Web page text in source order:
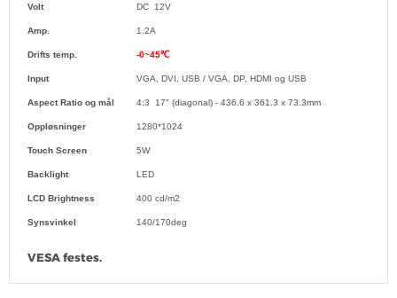
Volt DC 12V
Amp. 1.2A
Drifts temp. -0~45℃
Input VGA, DVI, USB / VGA, DP, HDMI og USB
Aspect Ratio og mål 4:3 17" (diagonal) - 436.6 x 361.3 x 73.3mm
Oppløsninger 1280*1024
Touch Screen 5W
Backlight LED
LCD Brightness 400 cd/m2
Synsvinkel 140/170deg
VESA festes.